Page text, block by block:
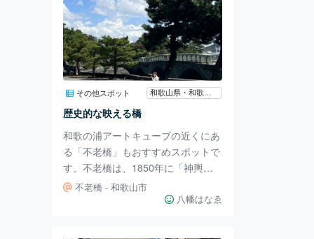
クでは和歌山らしく梅酒が用意され
ており、夕食でもたくさんの種類の
梅酒から好きなものをいただけまし
た。 三種類を少しずつ飲める飲み
比べセットも。 お料理は肉メイ
ン、海鮮メイン、両方ありとコース
によってさまざまですが、彩りも綺
麗で味も素敵でした。 特にクエの
焼き物は、ほ
その他スポット 和歌山県・和歌山市・加太
歴史的な映える橋
和歌の浦アートキューブの近くにあ
る「不老橋」もおすすめスポットで
す。不老橋は、1850年に「神輿に
乗せたご神体が休憩する場所、御旅
所へ渡る橋」として作られたものだ
不老橋 - 和歌山市
八幡はなゑ